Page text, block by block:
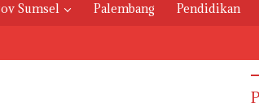
Sumsel Palembang Pendidikan